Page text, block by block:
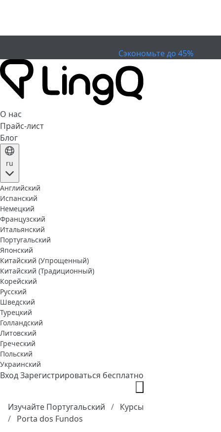
Сэкономьте до 45%
О нас
Прайс-лист
Блог
ru
Английский
Испанский
Немецкий
Французский
Итальянский
Португальский
Японский
Китайский (Упрощенный)
Китайский (Традиционный)
Корейский
Русский
Шведский
Турецкий
Голландский
Литовский
Греческий
Польский
Украинский
ВходЗарегистрироваться бесплатно
Изучайте Португальский
Курсы
Porta dos Fundos